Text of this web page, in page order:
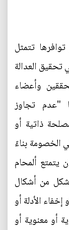
تتمثل
تحقيق العدالة
وأعضاء
"عدم تجاوز
ذاتية أو
بناءً
يتمتع ألمحام
شكل من أشكال
إخفاء الأدلة أو
أو معنوية أو